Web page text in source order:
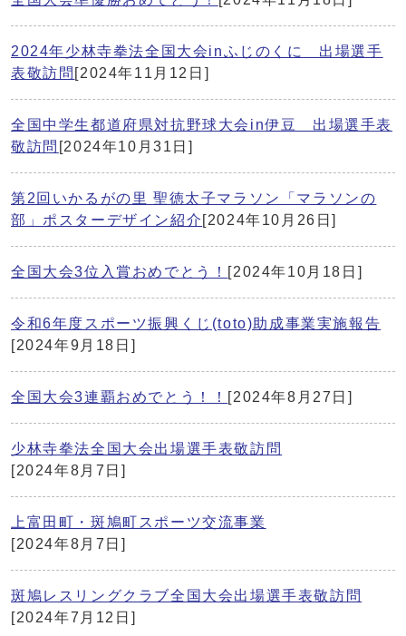
2024年少林寺拳法全国大会inふじのくに 出場選手
表敬訪問 [2024年11月12日]
全国中学生都道府県対抗野球大会in伊豆 出場選手表
敬訪問 [2024年10月31日]
第2回いかるがの里 聖徳太子マラソン「マラソンの
部」ポスターデザイン紹介 [2024年10月26日]
全国大会3位入賞おめでとう！ [2024年10月18日]
令和6年度スポーツ振興くじ(toto)助成事業実施報告
[2024年9月18日]
全国大会3連覇おめでとう！！ [2024年8月27日]
少林寺拳法全国大会出場選手表敬訪問
[2024年8月7日]
上富田町・斑鳩町スポーツ交流事業
[2024年8月7日]
斑鳩レスリングクラブ全国大会出場選手表敬訪問
[2024年7月12日]